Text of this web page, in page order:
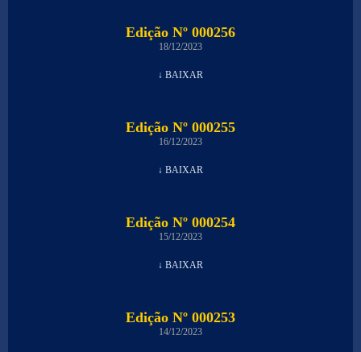
Edição Nº 000256
18/12/2023
↓ BAIXAR
Edição Nº 000255
16/12/2023
↓ BAIXAR
Edição Nº 000254
15/12/2023
↓ BAIXAR
Edição Nº 000253
14/12/2023